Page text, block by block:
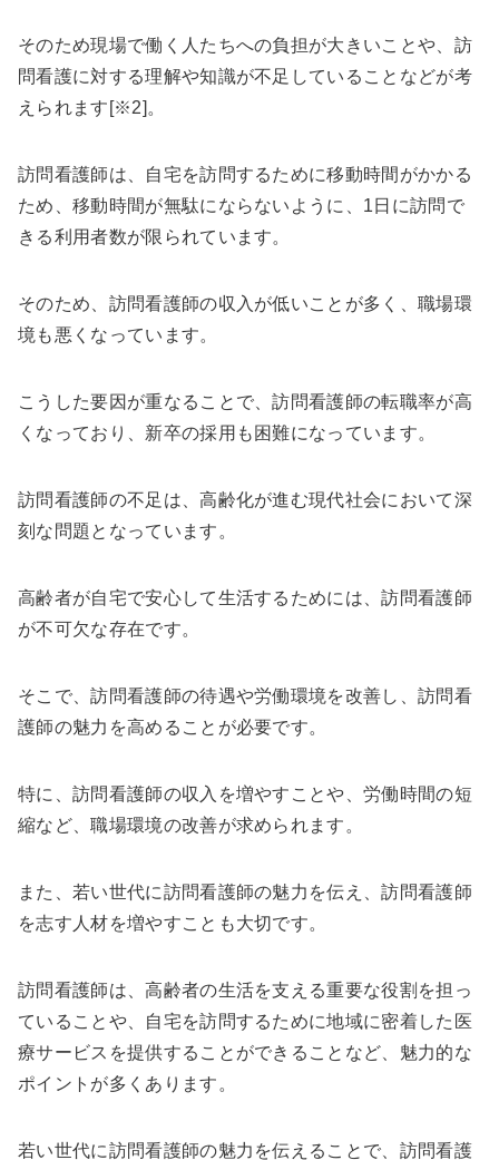
そのため現場で働く人たちへの負担が大きいことや、訪
問看護に対する理解や知識が不足していることなどが考
えられます[※2]。
訪問看護師は、自宅を訪問するために移動時間がかかる
ため、移動時間が無駄にならないように、1日に訪問で
きる利用者数が限られています。
そのため、訪問看護師の収入が低いことが多く、職場環
境も悪くなっています。
こうした要因が重なることで、訪問看護師の転職率が高
くなっており、新卒の採用も困難になっています。
訪問看護師の不足は、高齢化が進む現代社会において深
刻な問題となっています。
高齢者が自宅で安心して生活するためには、訪問看護師
が不可欠な存在です。
そこで、訪問看護師の待遇や労働環境を改善し、訪問看
護師の魅力を高めることが必要です。
特に、訪問看護師の収入を増やすことや、労働時間の短
縮など、職場環境の改善が求められます。
また、若い世代に訪問看護師の魅力を伝え、訪問看護師
を志す人材を増やすことも大切です。
訪問看護師は、高齢者の生活を支える重要な役割を担っ
ていることや、自宅を訪問するために地域に密着した医
療サービスを提供することができることなど、魅力的な
ポイントが多くあります。
若い世代に訪問看護師の魅力を伝えることで、訪問看護